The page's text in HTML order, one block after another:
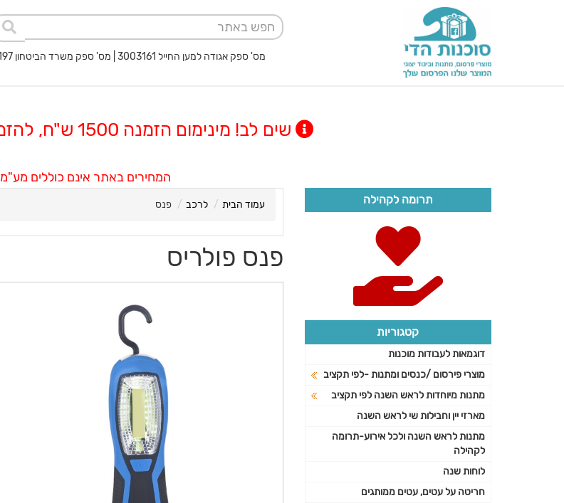
מס' ספק אגודה למען החייל 3003161 | מס' ספק משרד הביטחון 11010197 | מס' ספק משטרת ישראל 40017932
שים לב! מינימום הזמנה 1500 ש"ח, להזמנות 08-8564549
המחירים באתר אינם כוללים מע"מ
עמוד הבית לרכב פנס
פנס פולריס
תרומה לקהילה
קטגוריות
דוגמאות לעבודות מוכנות
מוצרי פירסום /כנסים ומתנות -לפי תקציב
מתנות מיוחדות לראש השנה לפי תקציב
מארזי יין וחבילות שי לראש השנה
מתנות לראש השנה ולכל אירוע-תרומה
לקהילה
לוחות שנה
חריטה על עטים, עטים ממותגים